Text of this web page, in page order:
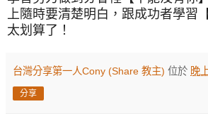
上隨時要清楚明白，跟成功者學習
太划算了！
台灣分享第一人Cony (Share 教主) 位於 晚
分享